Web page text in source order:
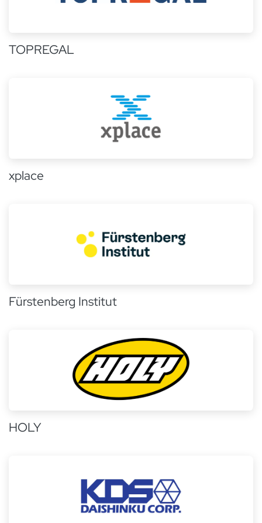
TOPREGAL
xplace
Fürstenberg Institut
HOLY